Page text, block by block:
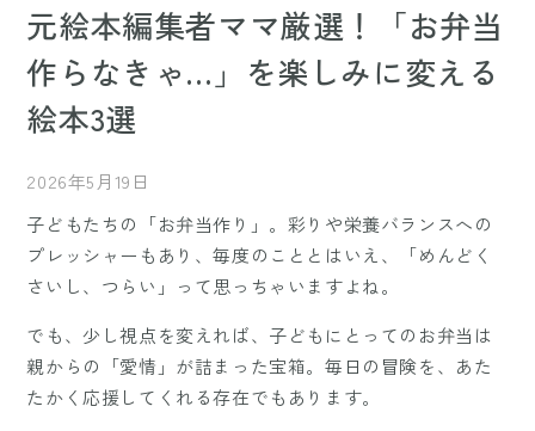
元絵本編集者ママ厳選！「お弁当
作らなきゃ…」を楽しみに変える
絵本3選
2026年5月19日
子どもたちの「お弁当作り」。彩りや栄養バランスへの
プレッシャーもあり、毎度のこととはいえ、「めんどく
さいし、つらい」って思っちゃいますよね。
でも、少し視点を変えれば、子どもにとってのお弁当は
親からの「愛情」が詰まった宝箱。毎日の冒険を、あた
たかく応援してくれる存在でもあります。